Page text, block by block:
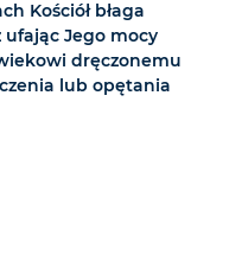
Kościół błaga
ufając Jego mocy
dręczonemu
lub opętania